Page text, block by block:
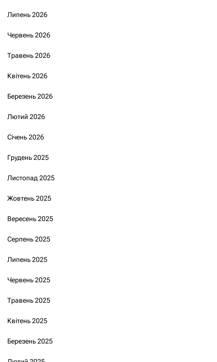
Липень 2026
Червень 2026
Травень 2026
Квітень 2026
Березень 2026
Лютий 2026
Січень 2026
Грудень 2025
Листопад 2025
Жовтень 2025
Вересень 2025
Серпень 2025
Липень 2025
Червень 2025
Травень 2025
Квітень 2025
Березень 2025